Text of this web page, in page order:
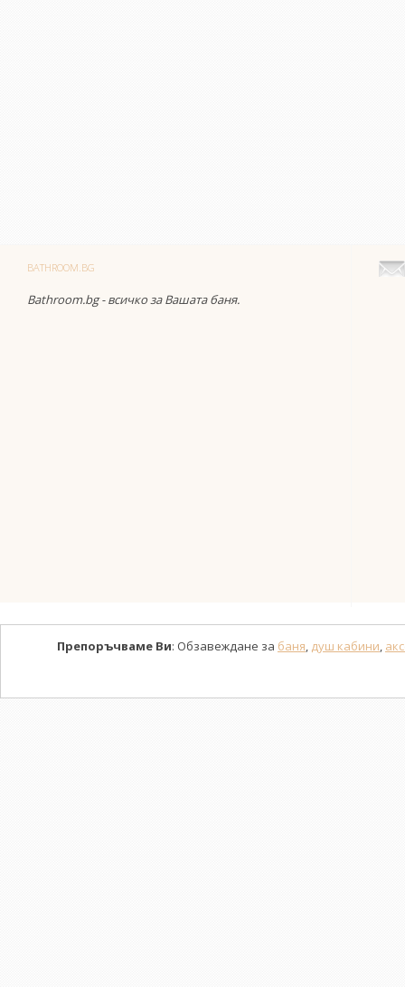
BATHROOM.BG
Bathroom.bg - всичко за Вашата баня.
Препоръчваме Ви: Обзавеждане за баня, душ кабини,